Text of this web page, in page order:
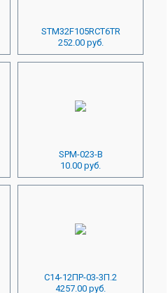
STM32F105RCT6TR
252.00 руб.
SPM-023-B
10.00 руб.
С14-12ПР-03-3П.2
4257.00 руб.